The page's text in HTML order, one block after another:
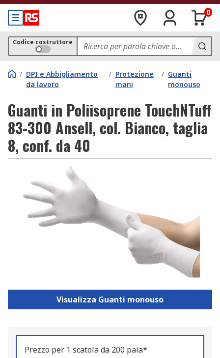
0
Codice costruttore
/ DPI e Abbigliamento
da lavoro
/ Protezione
mani
/ Guanti
monouso
Guanti in Poliisoprene TouchNTuff
83-300 Ansell, col. Bianco, taglia
8, conf. da 40
Visualizza Guanti monouso
Prezzo per 1 scatola da 200 paia*